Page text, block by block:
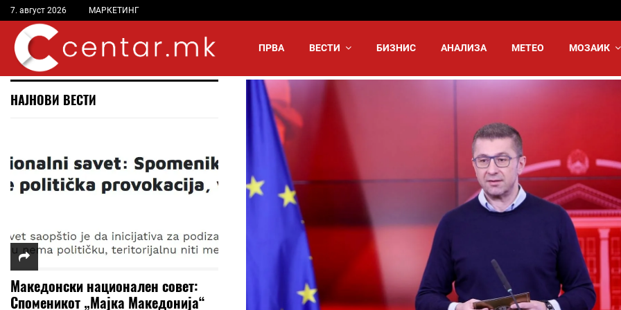
7. август 2026 МАРКЕТИНГ
ПРВА ВЕСТИ БИЗНИС АНАЛИЗА МЕТЕО МОЗАИК
НАЈНОВИ ВЕСТИ
Македонски национален совет:
Споменикот „Мајка Македонија“